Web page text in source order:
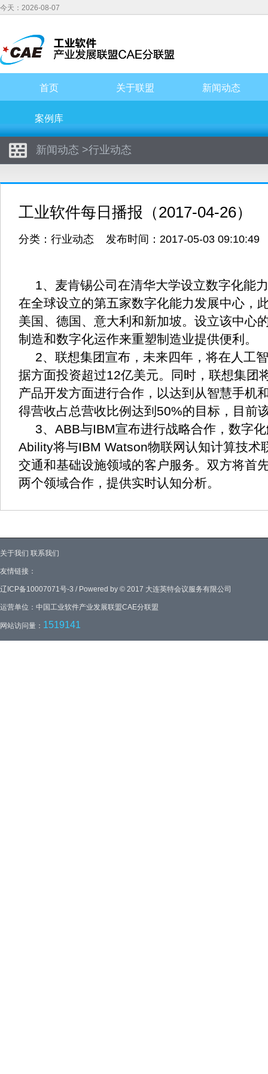
今天：2026-08-07
首页 关于联盟 新闻动态
案例库
新闻动态 >行业动态
工业软件每日播报（2017-04-26）
分类： 行业动态 发布时间：2017-05-03 09:10:49
1、麦肯锡公司在清华大学设立数字化能
在全球设立的第五家数字化能力发展中心，
美国、德国、意大利和新加坡。设立该中心
制造和数字化运作来重塑制造业提供便利。
2、联想集团宣布，未来四年，将在人工
据方面投资超过12亿美元。同时，联想集团
产品开发方面进行合作，以达到从智慧手机
得营收占总营收比例达到50%的目标，目前
3、ABB与IBM宣布进行战略合作，数字
Ability将与IBM Watson物联网认知计算技术
交通和基础设施领域的客户服务。双方将首
两个领域合作，提供实时认知分析。
关于我们 联系我们
友情链接：
辽ICP备10007071号-3 / Powered by © 2017 大连英特会议服务有限公司
运营单位：中国工业软件产业发展联盟CAE分联盟
网站访问量： 1519141